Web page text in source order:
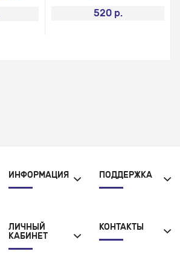
520 р.
ИНФОРМАЦИЯ ПОДДЕРЖКА
ЛИЧНЫЙ
КАБИНЕТ
КОНТАКТЫ